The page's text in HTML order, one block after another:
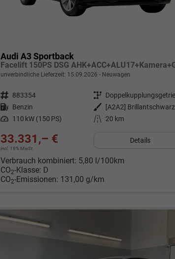
Audi A3 Sportback
unverbindliche Lieferzeit: 15.09.2026 Neuwagen
Fahrzeugnr. 883354 Getriebe
Kraftstoff Benzin Außenfarbe
[A2A2] Brillantschwarz
Leistung 110 kW (150 PS) Kilometerstand 20 km
33.331,– €
incl. 19% MwSt.
Details
Verbrauch kombiniert: 5,80 l/100km
CO2-Klasse: D
CO2-Emissionen: 131,00 g/km